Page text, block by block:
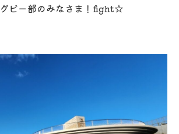
ビー部のみなさま！fight☆